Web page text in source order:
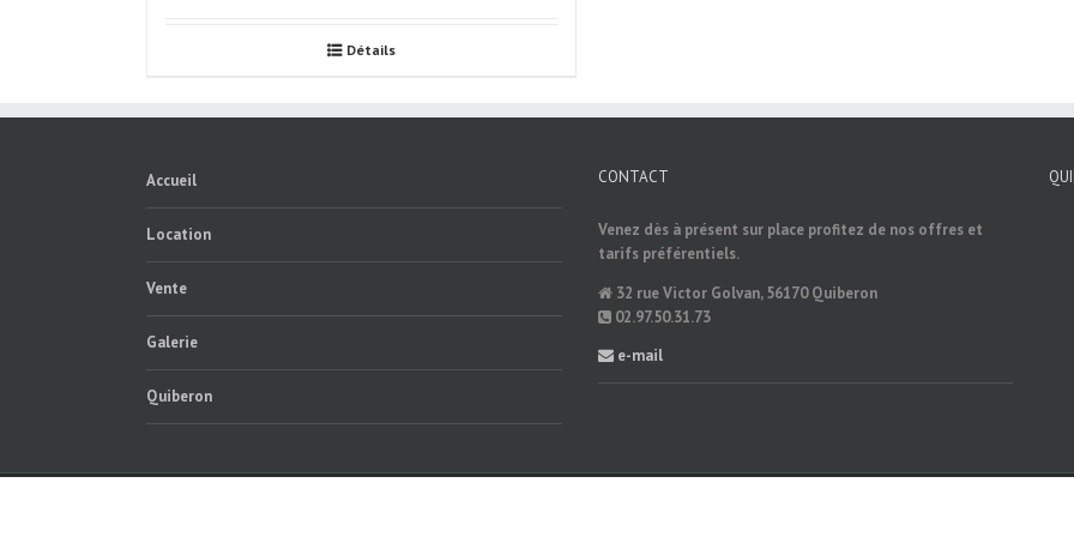
Détails
Accueil
Location
Vente
Galerie
Quiberon
CONTACT
Venez dès à présent sur place profitez de nos offres et
tarifs préférentiels.
32 rue Victor Golvan, 56170 Quiberon
02.97.50.31.73
e-mail